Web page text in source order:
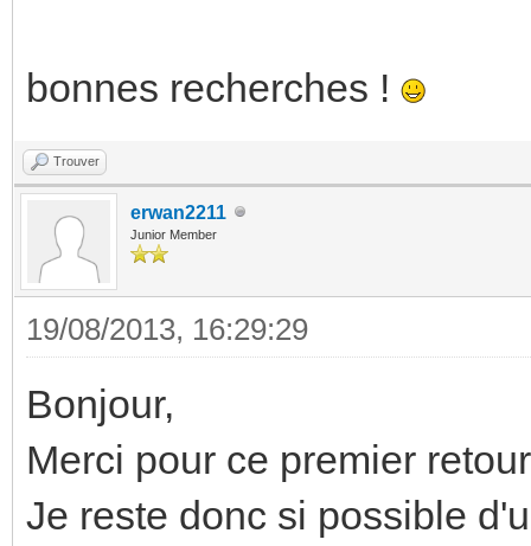
bonnes recherches !
Trouver
erwan2211
Junior Member
19/08/2013, 16:29:29
Bonjour,
Merci pour ce premier
Je reste donc si possible